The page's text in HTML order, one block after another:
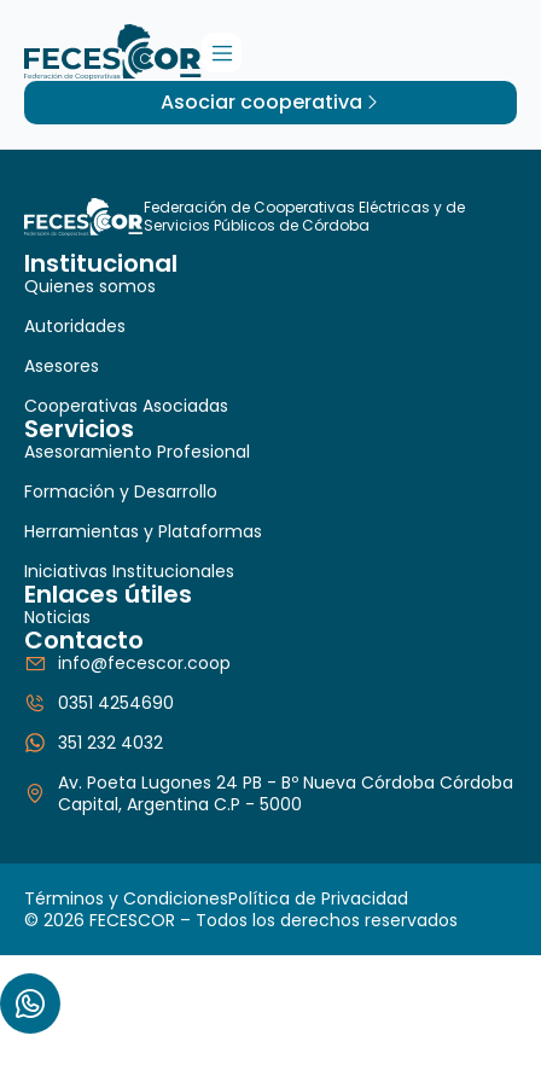
Asociar cooperativa
Federación de Cooperativas Eléctricas y de
Servicios Públicos de Córdoba
Institucional
Quienes somos
Autoridades
Asesores
Cooperativas Asociadas
Servicios
Asesoramiento Profesional
Formación y Desarrollo
Herramientas y Plataformas
Iniciativas Institucionales
Enlaces útiles
Noticias
Contacto
info@fecescor.coop
0351 4254690
351 232 4032
Av. Poeta Lugones 24 PB - Bº Nueva Córdoba Córdoba
Capital, Argentina C.P - 5000
© 2026 FECESCOR – Todos los derechos reservados
Términos y CondicionesPolítica de Privacidad